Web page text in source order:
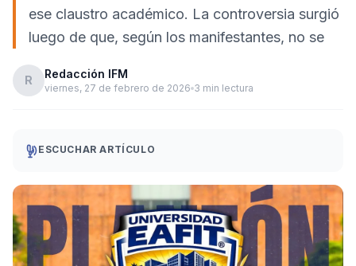
ese claustro académico. La controversia surgió
luego de que, según los manifestantes, no se
R Redacción IFM
viernes, 27 de febrero de 2026 3 min lectura
ESCUCHAR ARTÍCULO